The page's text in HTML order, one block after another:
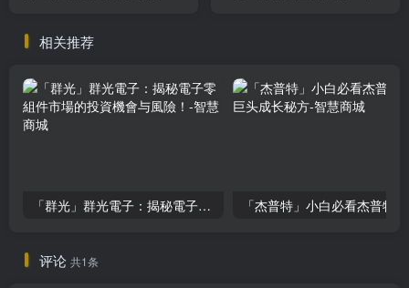
相关推荐
「群光」群光電子：揭秘電子零組件市場的投資機會与風險！
评论 共1条